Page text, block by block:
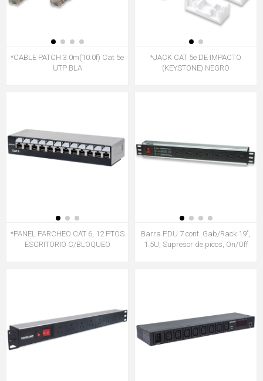
*CABLE PATCH 3.0m(10.0f) Cat 5e
UTP BLA
*JACK CAT 5e DE IMPACTO
(KEYSTONE) NEGRO
*PANEL PARCHEO CAT 6, 12 PTOS
ESCRITORIO C/BLOQUEO
Barra PDU 7 cont. Gab/Rack 19",
1.5U, Supresor de picos, On/Off